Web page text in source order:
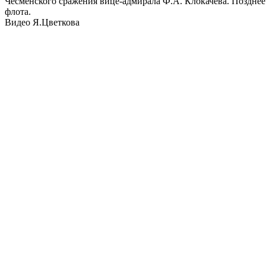
флота.
Видео Я.Цветкова